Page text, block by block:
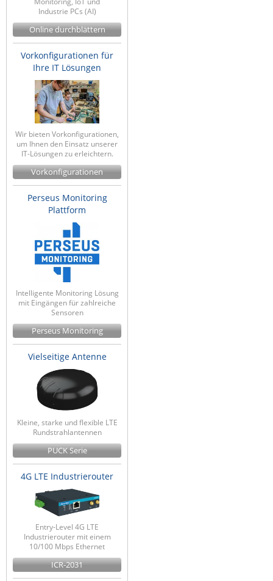
Industrie PCs (AI)
Online durchblättern
Vorkonfigurationen für
Ihre IT Lösungen
Wir bieten Vorkonfigurationen,
um Ihnen den Einsatz unserer
IT-Lösungen zu erleichtern.
Vorkonfigurationen
Perseus Monitoring
Plattform
Intelligente Monitoring Lösung
mit Eingängen für zahlreiche
Sensoren
Perseus Monitoring
Vielseitige Antenne
Kleine, starke und flexible LTE
Rundstrahlantennen
PUCK Serie
4G LTE Industrierouter
Entry-Level 4G LTE
Industrierouter mit einem
10/100 Mbps Ethernet
ICR-2031